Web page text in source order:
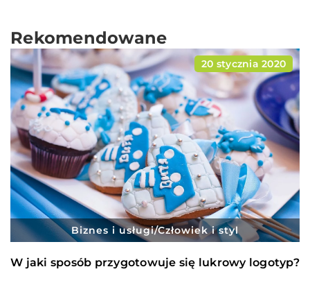
Rekomendowane
20 stycznia 2020
Biznes i usługi/Człowiek i styl
W jaki sposób przygotowuje się lukrowy logotyp?